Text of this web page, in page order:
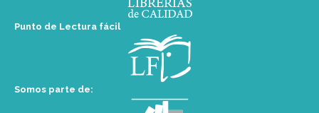
Punto de Lectura fácil
Somos parte de: